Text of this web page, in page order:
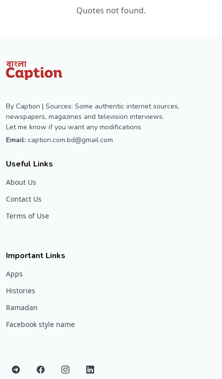
Quotes not found.
By Caption | Sources: Some authentic internet sources,
newspapers, magazines and television interviews.
Let me know if you want any modifications
Email: caption.com.bd@gmail.com
Useful Links
About Us
Contact Us
Terms of Use
Important Links
Apps
Histories
Ramadan
Facebook style name